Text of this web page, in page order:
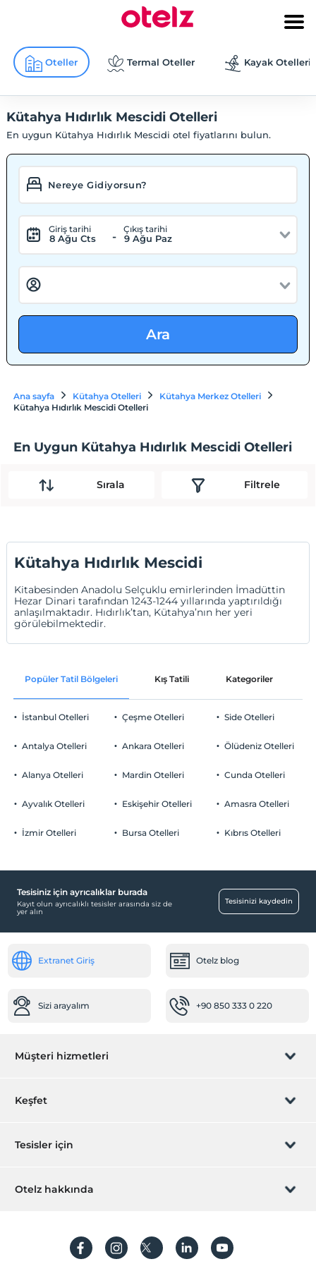
Oteller Termal Oteller Kayak Otelleri
Kütahya Hıdırlık Mescidi Otelleri
En uygun Kütahya Hıdırlık Mescidi otel fiyatlarını bulun.
Giriş tarihi
8 Ağu Cts -
Çıkış tarihi
9 Ağu Paz
Ara
Ana sayfa Kütahya Otelleri
Kütahya Merkez Otelleri
Kütahya Hıdırlık Mescidi Otelleri
En Uygun Kütahya Hıdırlık Mescidi Otelleri
Sırala Filtrele
Kütahya Hıdırlık Mescidi
Kitabesinden Anadolu Selçuklu emirlerinden İmadüttin
Hezar Dinari tarafından 1243-1244 yıllarında yaptırıldığı
anlaşılmaktadır. Hıdırlık’tan, Kütahya’nın her yeri
görülebilmektedir.
Popüler Tatil Bölgeleri Kış Tatili Kategoriler
İstanbul Otelleri
Antalya Otelleri
Alanya Otelleri
Ayvalık Otelleri
İzmir Otelleri
Çeşme Otelleri
Ankara Otelleri
Mardin Otelleri
Eskişehir Otelleri
Bursa Otelleri
Side Otelleri
Ölüdeniz Otelleri
Cunda Otelleri
Amasra Otelleri
Kıbrıs Otelleri
Tesisiniz için ayrıcalıklar burada
Kayıt olun ayrıcalıklı tesisler arasında siz de
yer alın
Tesisinizi kaydedin
Extranet Giriş Otelz blog
Sizi arayalım +90 850 333 0 220
Müşteri hizmetleri
Rezervasyon yönet
Sıkça sorulan sorular
Keşfet
Hediye Kart
Hesap oluştur
Tesisler için
Hemen tesisinizi ekleyin
Otelz hakkında